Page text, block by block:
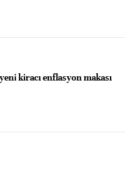
kiracı enflasyon makası